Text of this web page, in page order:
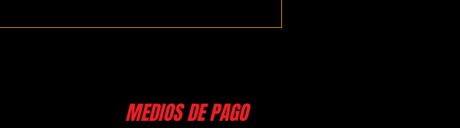
¿Qué es un mantenimiento
MEDIOS DE PAGO